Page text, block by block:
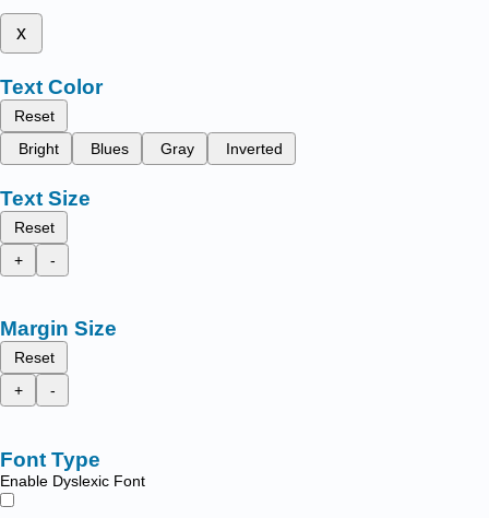
x
Text Color
Reset
Bright
Blues Gray Inverted
Text Size
Reset
+
-
Margin Size
Reset
+
-
Font Type
Enable Dyslexic Font